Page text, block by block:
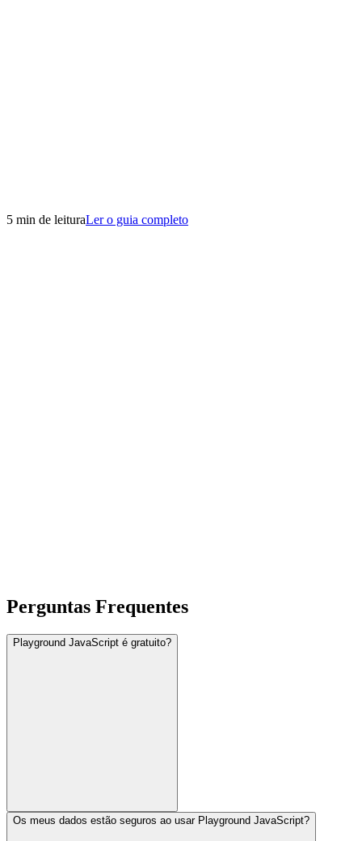
5 min de leituraLer o guia completo
Perguntas Frequentes
Playground JavaScript é gratuito?
Os meus dados estão seguros ao usar Playground JavaScript?